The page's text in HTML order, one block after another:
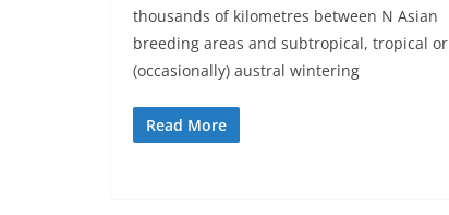
thousands of kilometres between N Asian
breeding areas and subtropical, tropical or
(occasionally) austral wintering
Read More